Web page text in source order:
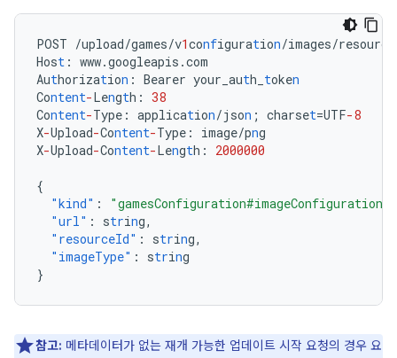
POST /upload/games/v1configuration/images/
Host : www.googleapis.com
Authorization : Bearer your_auth_ token
Content-Length : 38
Content-Type : application/json ; charset=UTF-8
X-Upload-Content-Type : image/png
X-Upload-Content-Length : 2000000
{
"kind" : "gamesConfiguration#imageConfiguration"
"url" : string,
"resourceId" : string,
"imageType" : string
}
참고: 메타데이터가 없는 재개 가능한 업데이트 시작 요청의 경우 요